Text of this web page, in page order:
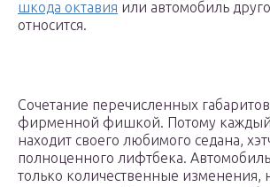
шкода октавия или автомобиль
относится.
Сочетание перечисленных
фирменной фишкой. Потому каждый
находит своего любимого седана,
полноценного лифтбека.
только количественные изменения,